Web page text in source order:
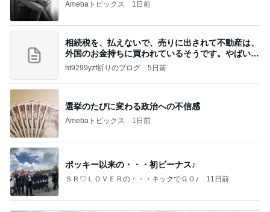
Amebaトピックス 1日前
相続税を、払えないで、売りに出されて不動産は、
外国のお金持ちに買われているそうです。やばいで
すよ
ht9299yzf祈りのブログ 5日前
選挙のたびに変わる政治への不信感
Amebaトピックス 1日前
ポッキー以来の・・・初ビーナス♪
ＳＲ♡ＬＯＶＥＲの・・・キックでＧＯ♪ 11日前